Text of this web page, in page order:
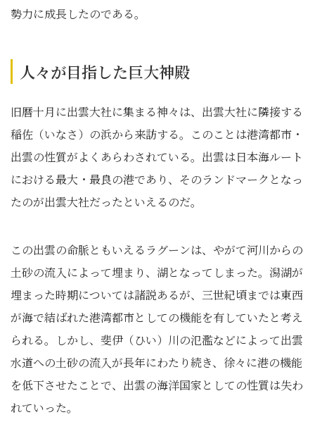
勢力に成長したのである。
人々が目指した巨大神殿
旧暦十月に出雲大社に集まる神々は、出雲大社に隣接する
稲佐（いなさ）の浜から来訪する。このことは港湾都市・
出雲の性質がよくあらわされている。出雲は日本海ルート
における最大・最良の港であり、そのランドマークとなっ
たのが出雲大社だったといえるのだ。
この出雲の命脈ともいえるラグーンは、やがて河川からの
土砂の流入によって埋まり、湖となってしまった。潟湖が
埋まった時期については諸説あるが、三世紀頃までは東西
が海で結ばれた港湾都市としての機能を有していたと考え
られる。しかし、斐伊（ひい）川の氾濫などによって出雲
水道への土砂の流入が長年にわたり続き、徐々に港の機能
を低下させたことで、出雲の海洋国家としての性質は失わ
れていった。